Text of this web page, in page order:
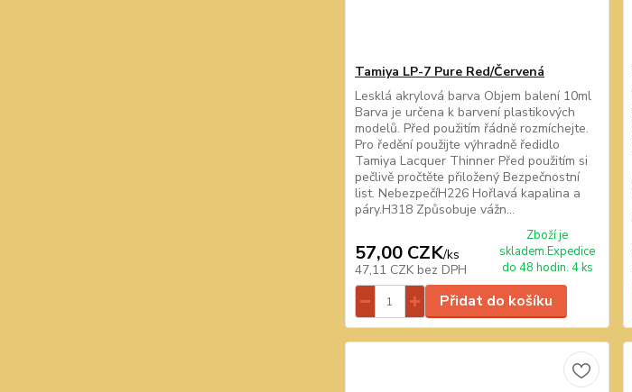
Tamiya LP-7 Pure Red/Červená
Lesklá akrylová barva Objem balení 10ml
Barva je určena k barvení plastikových
modelů. Před použitím řádně rozmíchejte.
Pro ředění použijte výhradně ředidlo
Tamiya Lacquer Thinner Před použitím si
pečlivě pročtěte přiložený Bezpečnostní
list. NebezpečíH226 Hořlavá kapalina a
páry.H318 Způsobuje vážn...
57,00 CZK/ks
47,11 CZK bez DPH
Zboží je
skladem.Expedice
do 48 hodin. 4 ks
Přidat do košíku